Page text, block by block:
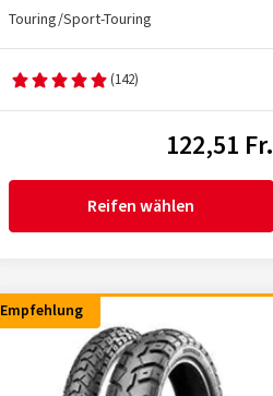
Touring/Sport-Touring
(142)
122,51 Fr.
Reifen wählen
Empfehlung